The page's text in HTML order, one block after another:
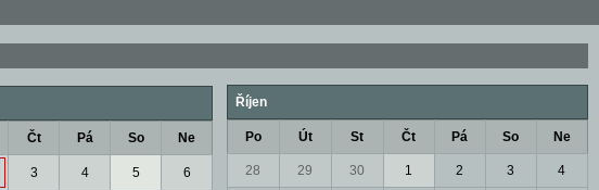
Čt Pá So Ne
3 4 5 6
Říjen
Po Út St Čt Pá So Ne
28 29 30 1 2 3 4